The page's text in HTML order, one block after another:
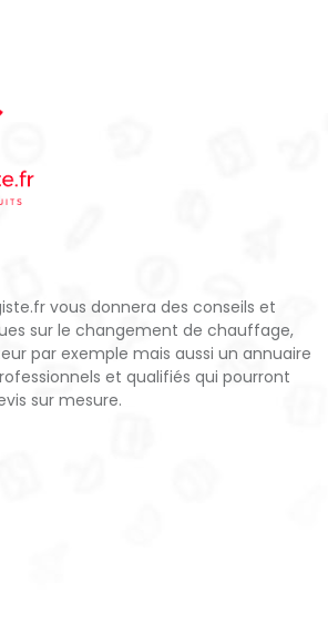
vous donnera des conseils et
sur le changement de chauffage,
par exemple mais aussi un annuaire
et qualifiés qui pourront
sur mesure.